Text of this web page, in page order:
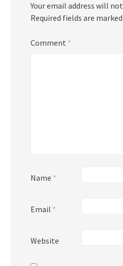
Your email address will
Required fields are marked
Comment *
Name *
Email *
Website